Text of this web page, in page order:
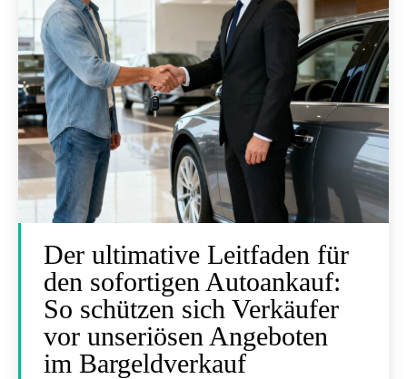
Der ultimative Leitfaden für
den sofortigen Autoankauf:
So schützen sich Verkäufer
vor unseriösen Angeboten
im Bargeldverkauf